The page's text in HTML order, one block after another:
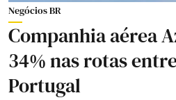
Negócios BR
Companhia aérea
34% nas rotas
Portugal